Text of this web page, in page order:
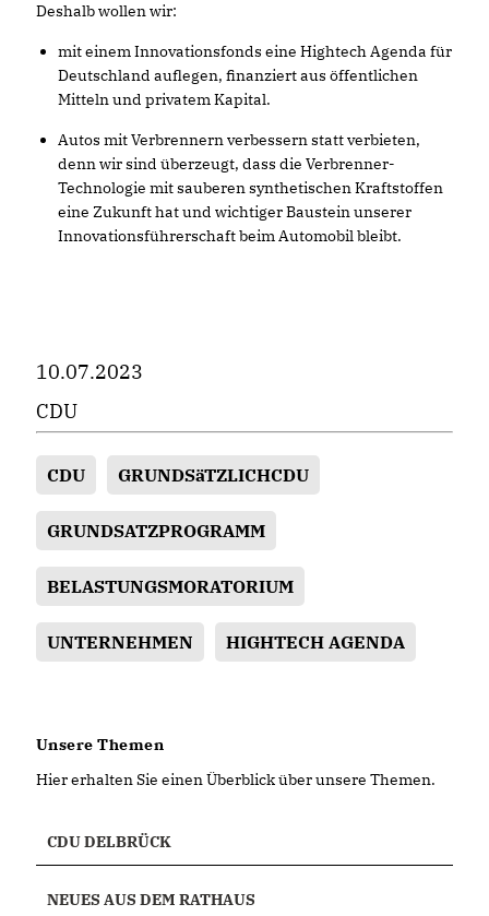
Deshalb wollen wir:
mit einem Innovationsfonds eine Hightech Agenda für
Deutschland auflegen, finanziert aus öffentlichen
Mitteln und privatem Kapital.
Autos mit Verbrennern verbessern statt verbieten,
denn wir sind überzeugt, dass die Verbrenner-
Technologie mit sauberen synthetischen Kraftstoffen
eine Zukunft hat und wichtiger Baustein unserer
Innovationsführerschaft beim Automobil bleibt.
10.07.2023
CDU
CDU GRUNDSäTZLICHCDU
GRUNDSATZPROGRAMM
BELASTUNGSMORATORIUM
UNTERNEHMEN HIGHTECH AGENDA
Unsere Themen
Hier erhalten Sie einen Überblick über unsere Themen.
CDU DELBRÜCK
NEUES AUS DEM RATHAUS